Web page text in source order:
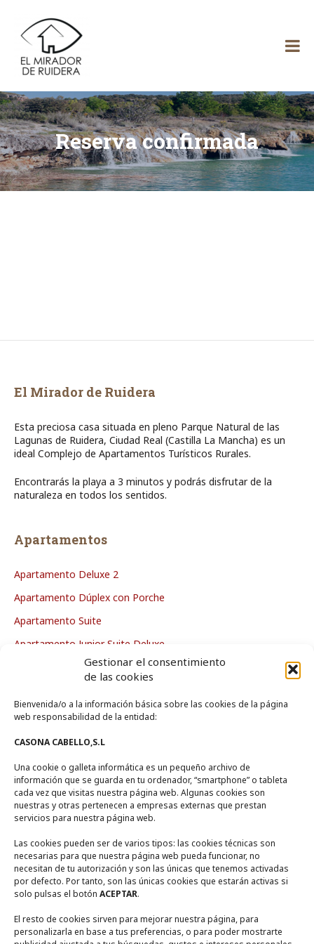
Gestionar el consentimiento
de las cookies
Bienvenida/o a la información básica sobre las cookies de la página
web responsabilidad de la entidad:
CASONA CABELLO,S.L
Una cookie o galleta informática es un pequeño archivo de
información que se guarda en tu ordenador, “smartphone” o tableta
cada vez que visitas nuestra página web. Algunas cookies son
nuestras y otras pertenecen a empresas externas que prestan
servicios para nuestra página web.
Las cookies pueden ser de varios tipos: las cookies técnicas son
necesarias para que nuestra página web pueda funcionar, no
necesitan de tu autorización y son las únicas que tenemos activadas
por defecto. Por tanto, son las únicas cookies que estarán activas si
solo pulsas el botón ACEPTAR.
El resto de cookies sirven para mejorar nuestra página, para
personalizarla en base a tus preferencias, o para poder mostrarte
content
El
Mirador
de Ruidera
Reserva confirmada
El Mirador de Ruidera
Esta preciosa casa situada en pleno Parque Natural de las
Lagunas de Ruidera, Ciudad Real (Castilla La Mancha) es un
ideal Complejo de Apartamentos Turísticos Rurales.
Encontrarás la playa a 3 minutos y podrás disfrutar de la
naturaleza en todos los sentidos.
Apartamentos
Apartamento Deluxe 2
Apartamento Dúplex con Porche
Apartamento Suite
Apartamento Junior Suite Deluxe
Apartamento Deluxe
La Casa
Zona de Piscina
Zonas Comunes
Entorno
Contacto
Calle Encina Nº 10, (13249) Ruidera, Ciudad Real
+ 34 655948356